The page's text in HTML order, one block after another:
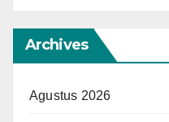
Archives
Agustus 2026